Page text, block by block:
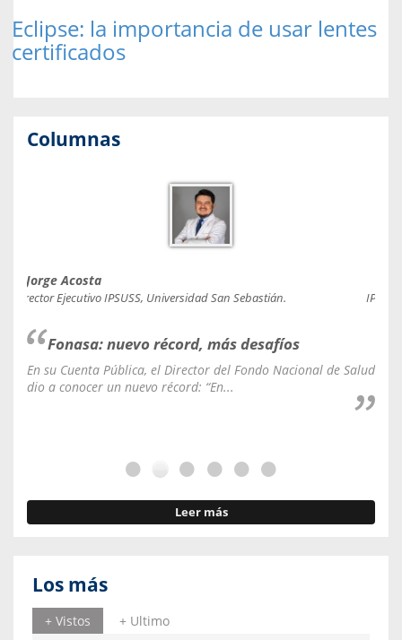
Eclipse: la importancia de usar lentes
certificados
Columnas
Jorge Acosta
Director Ejecutivo IPSUSS, Universidad San Sebastián.
Fonasa: nuevo récord, más desafíos
En su Cuenta Pública, el Director del Fondo Nacional de Salud
dio a conocer un nuevo récord: “En...
Leer más
Los más
+ Vistos
+ Ultimo